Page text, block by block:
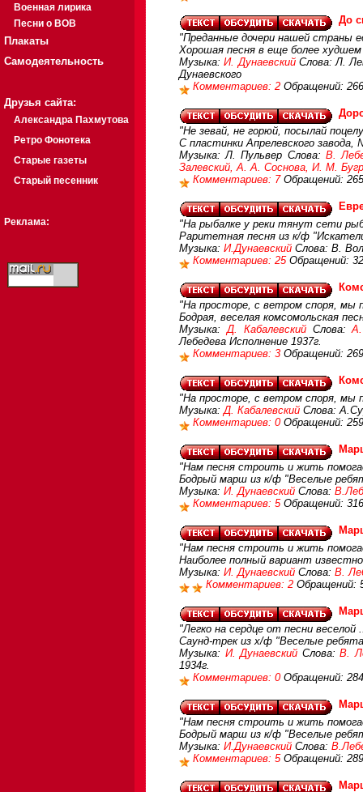
Военная лирика
Песни о ВОВ
Плакаты
Самодеятельность
Друзья сайта:
Александра Пахмутова
Ретро Фонотека
Старые газеты
Старый песенник
Реклама:
До
"Преданные дочери нашей страны
Хорошая песня в еще более
Музыка:И. ДунаевскийСлова: Л.
Дунаевского
Комментариев: 2 Обращений:
"Не зевай, не горюй, посылай
С пластинки Апрелевского завода,
Музыка: Л. Пульвер Слова: В.
Залевский, А. А. Соснова, И. М.
Комментариев: 7 Обращений:
"На рыбалке у реки тянут сети
Раритетная песня из к/ф
Музыка: И.Дунаевский Слова: В.
Комментариев: 25 Обращений:
"На просторе, с ветром споря, мы
Бодрая, веселая комсомольская
Музыка:Д. КабалевскийСлова:
Лебедева Исполнение 1937г.
Комментариев: 3 Обращений:
"На просторе, с ветром споря, мы
Музыка:Д. Кабалевский Слова:
Комментариев: 0 Обращений:
"Нам песня строить и жить
Бодрый марш из к/ф "Веселые
Музыка: И. Дунаевский Слова:
Комментариев: 5 Обращений:
"Нам песня строить и жить
Наиболее полный вариант
Музыка: И. Дунаевский Слова: В.
Комментариев: 2 Обращений:
"Легко на сердце от песни веселой
Саунд-трек из х/ф "Веселые
Музыка: И. Дунаевский Слова:В.
1934г.
Комментариев: 0 Обращений:
"Нам песня строить и жить
Бодрый марш из к/ф "Веселые
Музыка: И.Дунаевский Слова:
Комментариев: 5 Обращений: